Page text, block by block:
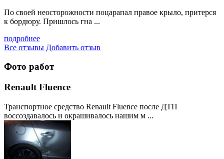
По своей неосторожности поцарапал правое крыло, притерся
к бордюру. Пришлось гна ...
подробнее
Все отзывы Добавить отзыв
Фото работ
Renault Fluence
Транспортное средство Renault Fluence после ДТП
воссоздавалось и окрашивалось нашим м ...